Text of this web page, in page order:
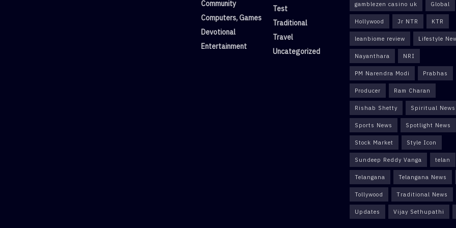
Community
Computers, Games
Devotional
Entertainment
Test
Traditional
Travel
Uncategorized
gamblezen casino uk Global
Hollywood Jr NTR KTR
leanbiome review Lifestyle
Nayanthara NRI
PM Narendra Modi Prabhas
Producer Ram Charan
Rishab Shetty Spiritual News
Sports News Spotlight News
Stock Market Style Icon
Sundeep Reddy Vanga telan
Telangana Telangana News
Tollywood Traditional News
Updates Vijay Sethupathi